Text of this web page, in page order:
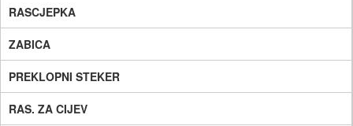
RASCJEPKA
ZABICA
PREKLOPNI STEKER
RAS. ZA CIJEV